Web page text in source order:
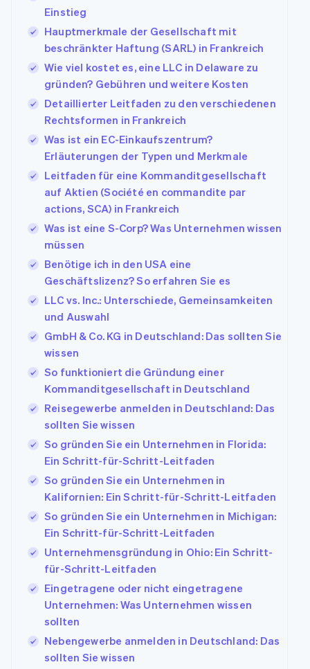
Einstieg
Hauptmerkmale der Gesellschaft mit
beschränkter Haftung (SARL) in Frankreich
Wie viel kostet es, eine LLC in Delaware zu
gründen? Gebühren und weitere Kosten
Detaillierter Leitfaden zu den verschiedenen
Rechtsformen in Frankreich
Was ist ein EC-Einkaufszentrum?
Erläuterungen der Typen und Merkmale
Leitfaden für eine Kommanditgesellschaft
auf Aktien (Société en commandite par
actions, SCA) in Frankreich
Was ist eine S-Corp? Was Unternehmen wissen
müssen
Benötige ich in den USA eine
Geschäftslizenz? So erfahren Sie es
LLC vs. Inc.: Unterschiede, Gemeinsamkeiten
und Auswahl
GmbH & Co. KG in Deutschland: Das sollten Sie
wissen
So funktioniert die Gründung einer
Kommanditgesellschaft in Deutschland
Reisegewerbe anmelden in Deutschland: Das
sollten Sie wissen
So gründen Sie ein Unternehmen in Florida:
Ein Schritt-für-Schritt-Leitfaden
So gründen Sie ein Unternehmen in
Kalifornien: Ein Schritt-für-Schritt-Leitfaden
So gründen Sie ein Unternehmen in Michigan:
Ein Schritt-für-Schritt-Leitfaden
Unternehmensgründung in Ohio: Ein Schritt-
für-Schritt-Leitfaden
Eingetragene oder nicht eingetragene
Unternehmen: Was Unternehmen wissen
sollten
Nebengewerbe anmelden in Deutschland: Das
sollten Sie wissen